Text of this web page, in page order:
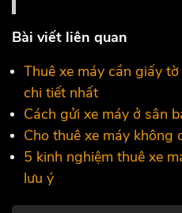
Bài viết liên quan
Thuê xe máy cần giấy
chi tiết nhất
Cách gửi xe máy ở sân
Cho thuê xe máy không
5 kinh nghiệm thuê xe
lưu ý